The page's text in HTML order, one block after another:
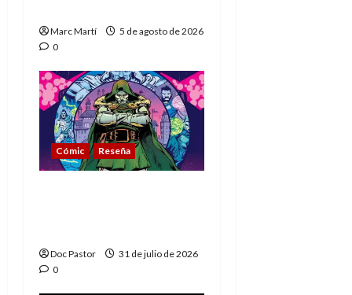
Marc Martí
5 de agosto de 2026
0
Cómic Reseña
Doc Pastor
31 de julio de 2026
0